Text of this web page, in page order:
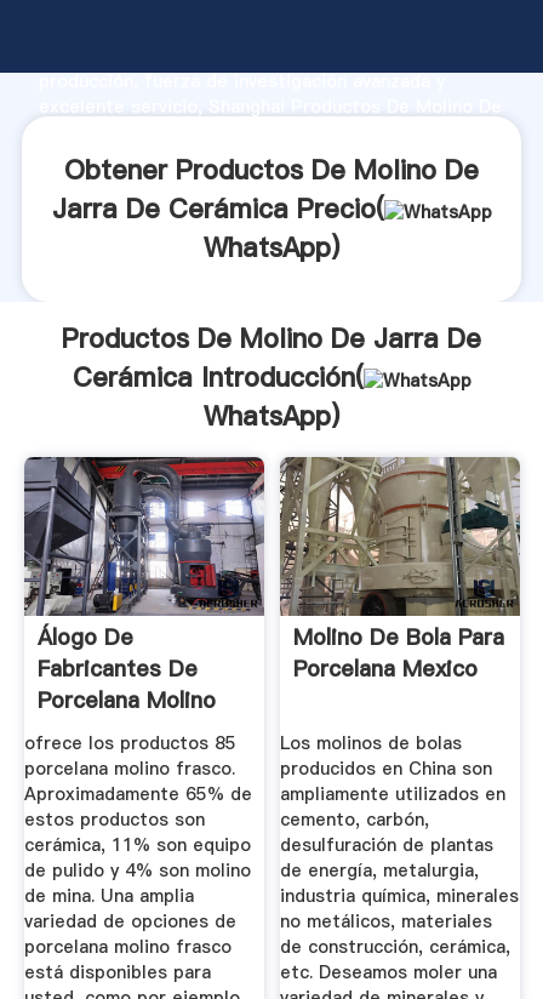
producción, fuerza de investigación avanzada y
valores a todos los clientes.
Obtener Productos De Molino De
Jarra De Cerámica Precio(
WhatsApp)
Productos De Molino De Jarra De
Cerámica Introducción(
WhatsApp)
Álogo De
Fabricantes De
Porcelana Molino
Frasco De Alta ...
ofrece los productos 85
porcelana molino frasco.
Aproximadamente 65% de
estos productos son
cerámica, 11% son equipo
de pulido y 4% son molino
de mina. Una amplia
variedad de opciones de
porcelana molino frasco
está disponibles para
Molino De Bola Para
Porcelana Mexico
Los molinos de bolas
producidos en China son
ampliamente utilizados en
cemento, carbón,
desulfuración de plantas
de energía, metalurgia,
industria química, minerales
no metálicos, materiales
de construcción, cerámica,
etc. Deseamos moler una